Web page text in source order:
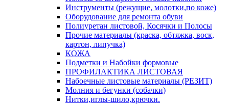
Инструменты (режущие, молотки,по коже)
Оборудование для ремонта обуви
Полиуретан листовой, Косячки и Полосы
Прочие материалы (краска, обтяжка, воск,
картон, липучка)
КОЖА
Подметки и Набойки формовые
ПРОФИЛАКТИКА ЛИСТОВАЯ
Набоечные листовые материалы (РЕЗИТ)
Молния и бегунки (собачки)
Нитки,иглы-шило,крючки.